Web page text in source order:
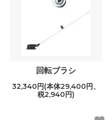
回転ブラシ
32,340円(本体29,400円、
税2,940円)